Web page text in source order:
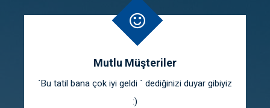
Mutlu Müşteriler
`Bu tatil bana çok iyi geldi ` dediğinizi duyar gibiyiz
:)